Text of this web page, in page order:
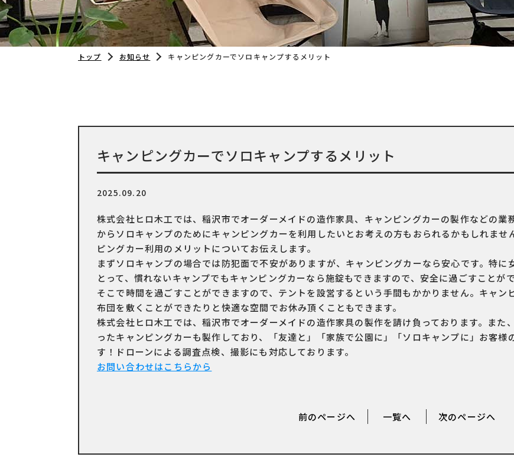
トップ お知らせ キャンピングカーでソロキャンプするメリット
キャンピングカーでソロキャンプするメリット
2025.09.20
株式会社ヒロ木工では、稲沢市でオーダーメイドの造作家具、キャンピングカーの製作などの業
からソロキャンプのためにキャンピングカーを利用したいとお考えの方もおられるかもしれま
ピングカー利用のメリットについてお伝えします。
まずソロキャンプの場合では防犯面で不安がありますが、キャンピングカーなら安心です。特に
とって、慣れないキャンプでもキャンピングカーなら施錠もできますので、安全に過ごすことが
そこで時間を過ごすことができますので、テントを設営するという手間もかかりません。キャン
布団を敷くことができたりと快適な空間でお休み頂くこともできます。
株式会社ヒロ木工では、稲沢市でオーダーメイドの造作家具の製作を請け負っております。また
ったキャンピングカーも製作しており、「友達と」「家族で公園に」「ソロキャンプに」お客様
す！ドローンによる調査点検、撮影にも対応しております。
お問い合わせはこちらから
前のページへ 一覧へ 次のページへ